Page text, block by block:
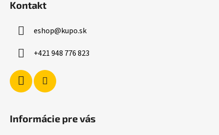
Kontakt
eshop@kupo.sk
+421 948 776 823
Informácie pre vás